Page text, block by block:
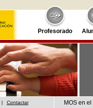
Profesorado
| Contactar MOS en